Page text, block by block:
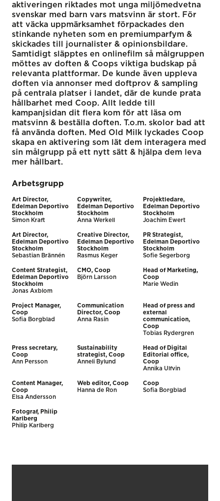
aktiveringen riktades mot unga miljömedvetna
svenskar med barn vars matsvinn är stort. För
att väcka uppmärksamhet förpackades den
stinkande nyheten som en premiumparfym &
skickades till journalister & opinionsbildare.
Samtidigt släpptes en onlinefilm så målgruppen
möttes av doften & Coops viktiga budskap på
relevanta plattformar. De kunde även uppleva
doften via annonser med doftprov & sampling
på centrala platser i landet, där de kunde prata
hållbarhet med Coop. Allt ledde till
kampanjsidan dit flera kom för att läsa om
matsvinn & beställa doften. T.o.m. skolor bad att
få använda doften. Med Old Milk lyckades Coop
skapa en aktivering som lät dem interagera med
sin målgrupp på ett nytt sätt & hjälpa dem leva
mer hållbart.
Arbetsgrupp
Art Director,
Edelman Deportivo
Stockholm
Simon Kraft
Copywriter,
Edelman Deportivo
Stockholm
Anna Werkell
Projektledare,
Edelman Deportivo
Stockholm
Joachim Ewert
Art Director,
Edelman Deportivo
Stockholm
Sebastian Brännén
Creative Director,
Edelman Deportivo
Stockholm
Rasmus Keger
PR Strategist,
Edelman Deportivo
Stockholm
Sofie Segerborg
Content Strategist,
Edelman Deportivo
Stockholm
Jonas Axblom
CMO, Coop
Björn Larsson
Head of Marketing,
Coop
Marie Wedin
Project Manager,
Coop
Sofia Borgblad
Communication
Director, Coop
Anna Rasin
Head of press and
external
communication,
Coop
Tobias Rydergren
Press secretary,
Coop
Ann Persson
Sustainability
strategist, Coop
Anneli Bylund
Head of Digital
Editorial office,
Coop
Annika Ulfvin
Content Manager,
Coop
Elsa Andersson
Web editor, Coop
Hanna de Ron
Coop
Sofia Borgblad
Fotograf, Philip
Karlberg
Philip Karlberg